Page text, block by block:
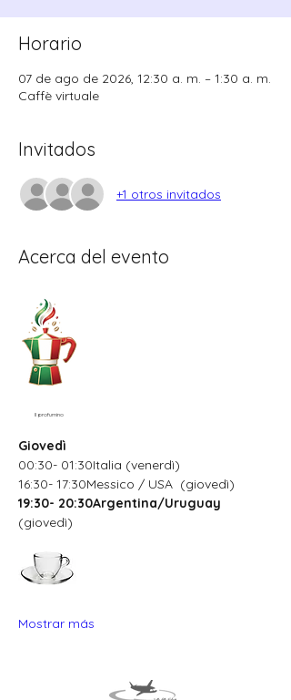
Horario
07 de ago de 2026, 12:30 a. m. – 1:30 a. m.
Caffè virtuale
Invitados
+1 otros invitados
Acerca del evento
Il profumino
Giovedì
00:30- 01:30Italia (venerdì)
16:30- 17:30Messico / USA  (giovedì)
19:30- 20:30Argentina/Uruguay
(giovedì)
Mostrar más